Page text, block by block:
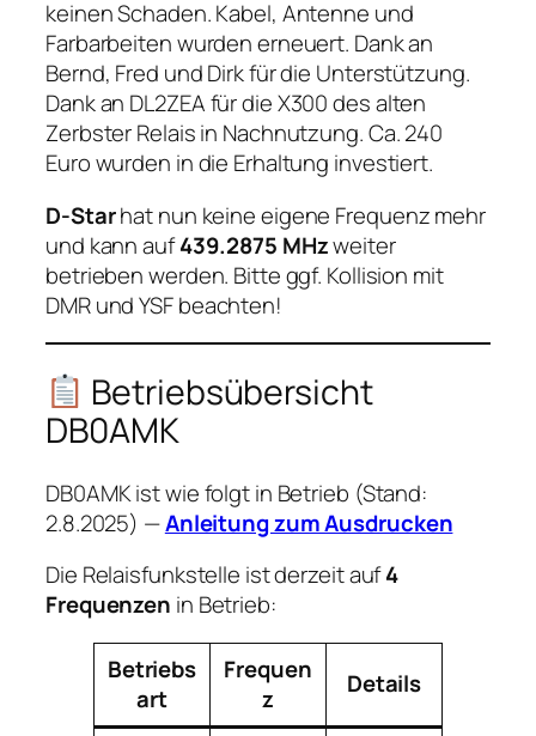
keinen Schaden. Kabel, Antenne und
Farbarbeiten wurden erneuert. Dank an
Bernd, Fred und Dirk für die Unterstützung.
Dank an DL2ZEA für die X300 des alten
Zerbster Relais in Nachnutzung. Ca. 240
Euro wurden in die Erhaltung investiert.
D-Starhat nun keine eigene Frequenz mehr
und kann auf439.2875 MHzweiter
betrieben werden. Bitte ggf. Kollision mit
DMR und YSF beachten!
Betriebsübersicht
DB0AMK
DB0AMK ist wie folgt in Betrieb (Stand:
2.8.2025) —Anleitung zum Ausdrucken
Die Relaisfunkstelle ist derzeit auf4
Frequenzen in Betrieb:
Betriebs
art
Frequen
z
Details